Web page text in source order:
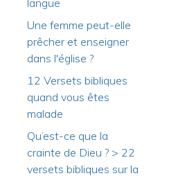
langue
Une femme peut-elle
prêcher et enseigner
dans l'église ?
12 Versets bibliques
quand vous êtes
malade
Qu’est-ce que la
crainte de Dieu ? > 22
versets bibliques sur la